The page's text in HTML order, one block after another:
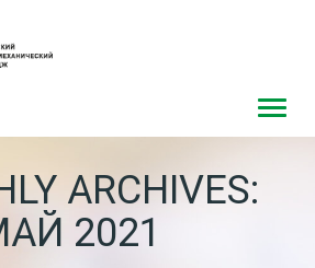
ARCHIVES:
2021